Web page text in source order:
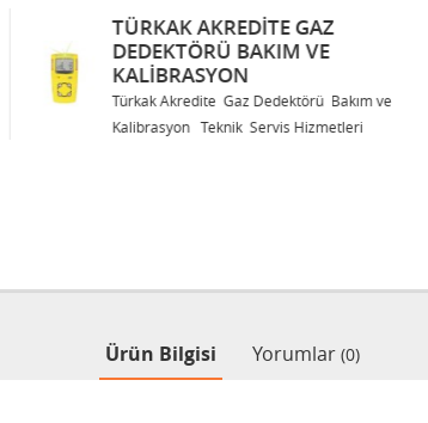
TÜRKAK AKREDITE GAZ
DEDEKTÖRÜ BAKIM VE
KALIBRASYON
Türkak Akredite Gaz Dedektörü Bakım ve
Kalibrasyon Teknik Servis Hizmetleri
Ürün Bilgisi Yorumlar (0)